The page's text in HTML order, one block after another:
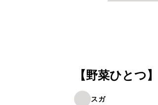
【野菜ひとつ
スガ